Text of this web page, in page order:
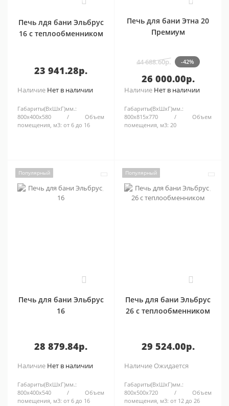
Печь лдя бани Эльбрус
16 с теплообменником
23 941.28р.
Наличие Нет в наличии
Габариты(ВхШхГ)мм.:
800х400х580
Объем
помещения, м3: от 6 до 16
Печь для бани Этна 20
Премиум
44 688.60р. -42%
26 000.00р.
Наличие Нет в наличии
Габариты(ВхШхГ)мм.:
800х815х770
Объем
помещения, м3: 20
Популярный
Печь для бани Эльбрус
16
28 879.84р.
Наличие Нет в наличии
Габариты(ВхШхГ)мм.:
800х400х540
Объем
помещения, м3: от 6 до 16
Популярный
Печь для бани Эльбрус
26 с теплообменником
29 524.00р.
Наличие Ожидается
Габариты(ВхШхГ)мм.:
800х500х720
Объем
помещения, м3: от 12 до 26